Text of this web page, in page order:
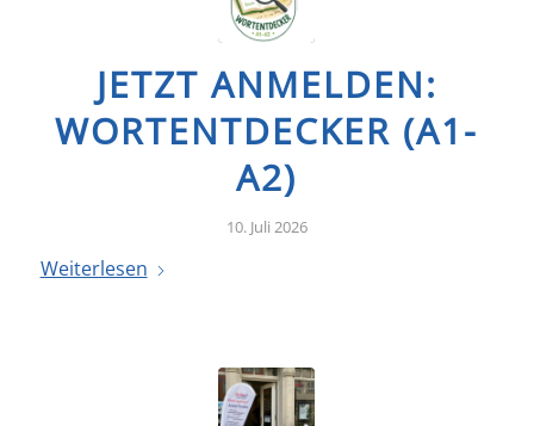
JETZT ANMELDEN:
WORTENTDECKER (A1-
A2)
10. Juli 2026
Weiterlesen